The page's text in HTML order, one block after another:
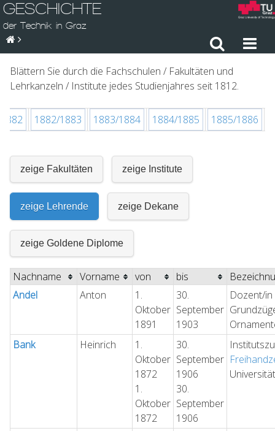
GESCHICHTE
der Technik in Graz
Blättern Sie durch die Fachschulen / Fakultäten und
Lehrkanzeln / Institute jedes Studienjahres seit 1812.
1882/1883 1883/1884 1884/1885 1885/1886
zeige Fakultäten zeige Institute
zeige Lehrende zeige Dekane
zeige Goldene Diplome
Nachname Vorname von bis
Andel
Anton
1.
Oktober
1891
30.
September
1903
Dozent/
Bank
Heinrich
1.
Oktober
1872
1.
Oktober
1872
30.
September
1906
30.
September
1906